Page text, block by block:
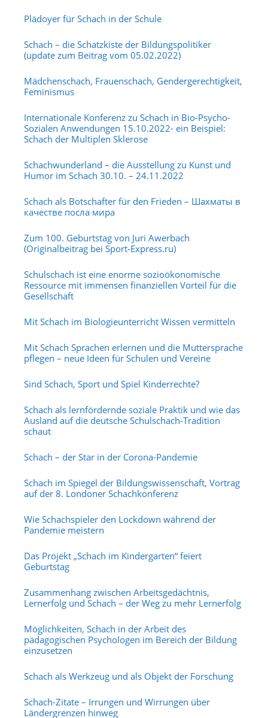
Plädoyer für Schach in der Schule
Schach – die Schatzkiste der Bildungspolitiker
(update zum Beitrag vom 05.02.2022)
Mädchenschach, Frauenschach, Gendergerechtigkeit,
Feminismus
Internationale Konferenz zu Schach in Bio-Psycho-
Sozialen Anwendungen 15.10.2022- ein Beispiel:
Schach der Multiplen Sklerose
Schachwunderland – die Ausstellung zu Kunst und
Humor im Schach 30.10. – 24.11.2022
Schach als Botschafter für den Frieden – Шахматы в
качестве посла мира
Zum 100. Geburtstag von Juri Awerbach
(Originalbeitrag bei Sport-Express.ru)
Schulschach ist eine enorme sozioökonomische
Ressource mit immensen finanziellen Vorteil für die
Gesellschaft
Mit Schach im Biologieunterricht Wissen vermitteln
Mit Schach Sprachen erlernen und die Muttersprache
pflegen – neue Ideen für Schulen und Vereine
Sind Schach, Sport und Spiel Kinderrechte?
Schach als lernfördernde soziale Praktik und wie das
Ausland auf die deutsche Schulschach-Tradition
schaut
Schach – der Star in der Corona-Pandemie
Schach im Spiegel der Bildungswissenschaft, Vortrag
auf der 8. Londoner Schachkonferenz
Wie Schachspieler den Lockdown während der
Pandemie meistern
Das Projekt „Schach im Kindergarten“ feiert
Geburtstag
Zusammenhang zwischen Arbeitsgedächtnis,
Lernerfolg und Schach – der Weg zu mehr Lernerfolg
Möglichkeiten, Schach in der Arbeit des
pädagogischen Psychologen im Bereich der Bildung
einzusetzen
Schach als Werkzeug und als Objekt der Forschung
Schach-Zitate – Irrungen und Wirrungen über
Ländergrenzen hinweg